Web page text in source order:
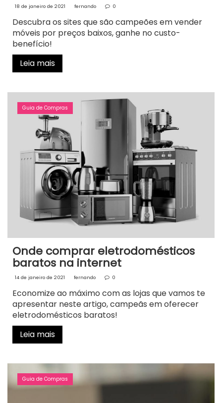
18 de janeiro de 2021 fernando 0
Descubra os sites que são campeões em vender
móveis por preços baixos, ganhe no custo-
benefício!
Leia mais
Guia de Compras
Onde comprar eletrodomésticos
baratos na internet
14 de janeiro de 2021 fernando 0
Economize ao máximo com as lojas que vamos te
apresentar neste artigo, campeãs em oferecer
eletrodomésticos baratos!
Leia mais
Guia de Compras